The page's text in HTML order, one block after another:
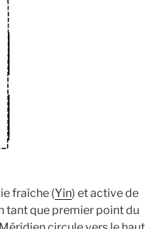
fraîche (Yin) et active de
tant que premier point du